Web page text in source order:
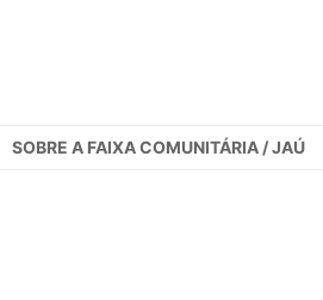
SOBRE A FAIXA COMUNITÁRIA / JAÚ